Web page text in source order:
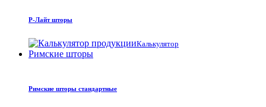
Р-Лайт шторы
Калькулятор
Римские шторы
Римские шторы стандартные